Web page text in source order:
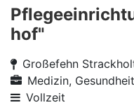
hof"
Großefehn
Medizin,
Vollzeit